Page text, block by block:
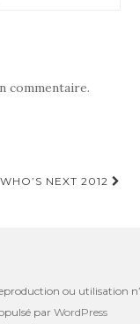
commentaire.
NEXT 2012
ou utilisation
parWordPress